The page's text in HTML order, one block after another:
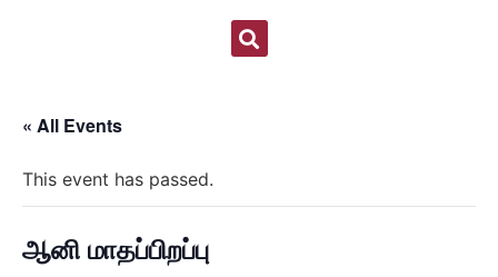
« All Events
This event has passed.
ஆனி மாதப்பிறப்பு